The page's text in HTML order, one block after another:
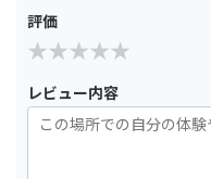
評価
レビュー内容